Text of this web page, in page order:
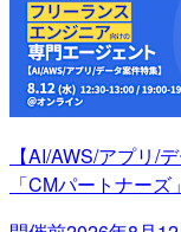
【AI/AWS/アプリ/
「CMパートナー